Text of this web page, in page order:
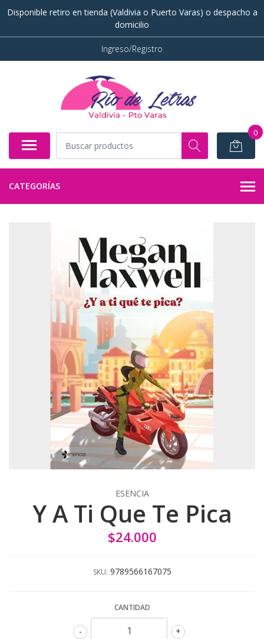
Disponible retiro en tienda (Valdivia o Puerto Varas) o despacho a
domicilio
Ingreso/Registro
0
CATEGORÍAS
ESENCIA
Y A Ti Que Te Pica
$24.000
SKU: 9789566167075
CANTIDAD
+
-